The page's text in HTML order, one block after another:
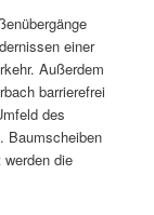
einer
Außerdem
barrierefrei
des
Baumscheiben
die